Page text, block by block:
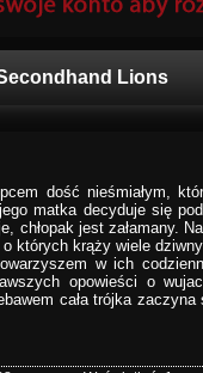
Lions
dość nieśmiałym,
matka decyduje się pod
chłopak jest załamany.
których krąży wiele
w ich
opowieści o
cała trójka zaczyna